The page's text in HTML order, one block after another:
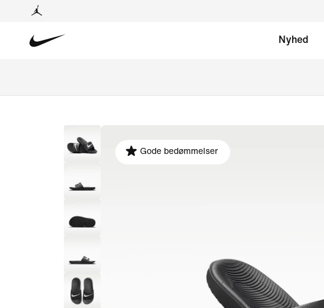
Nyhed
Gode bedømmelser